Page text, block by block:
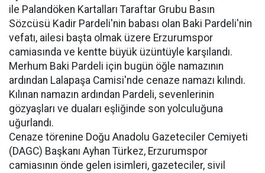
ile Palandöken Kartalları Taraftar Grubu Basın
Sözcüsü Kadir Pardeli'nin babası olan Baki Pardeli'nin
vefatı, ailesi başta olmak üzere Erzurumspor
camiasında ve kentte büyük üzüntüyle karşılandı.
Merhum Baki Pardeli için bugün öğle namazının
ardından Lalapaşa Camisi'nde cenaze namazı kılındı.
Kılınan namazın ardından Pardeli, sevenlerinin
gözyaşları ve duaları eşliğinde son yolculuğuna
uğurlandı.
Cenaze törenine Doğu Anadolu Gazeteciler Cemiyeti
(DAGC) Başkanı Ayhan Türkez, Erzurumspor
camiasının önde gelen isimleri, gazeteciler, sivil